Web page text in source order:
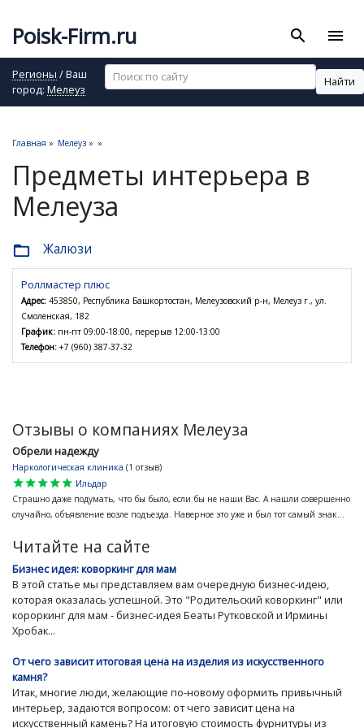
Poisk-Firm.ru search menu
Регионы / Ваш
город: Мелеуз
Найти
Главная » Мелеуз » »
Предметы интерьера в
Мелеуза
folder_open Жалюзи
Роллмастер плюс
Адрес: 453850, Республика Башкортостан, Мелеузовский р-н, Мелеуз г., ул.
Смоленская, 182
График: пн-пт 09:00-18:00, перерыв 12:00-13:00
Телефон: +7 (960) 387-37-32
Отзывы о компаниях Мелеуза
Обрели надежду
Наркологическая клиника (1 отзыв)
star
star
star
star
star
Ильдар
Страшно даже подумать, что бы было, если бы не наши Вас. А нашли совершенно
случайно, объявление возле подъезда. Наверное это уже и был тот самый знак...
Читайте на сайте
Бизнес идея: коворкинг для мам
В этой статье мы представляем вам очередную бизнес-идею,
которая оказалась успешной. Это "Родительский коворкинг" или
короркинг для мам - бизнес-идея Беаты Рутковской и Ирмины
Хробак...
От чего зависит итоговая цена на изделия из искусственного
камня?
Итак, многие люди, желающие по-новому оформить привычный
интерьер, задаются вопросом: от чего зависит цена на
искусственный камень? На итоговую стоимость фурнитуры из